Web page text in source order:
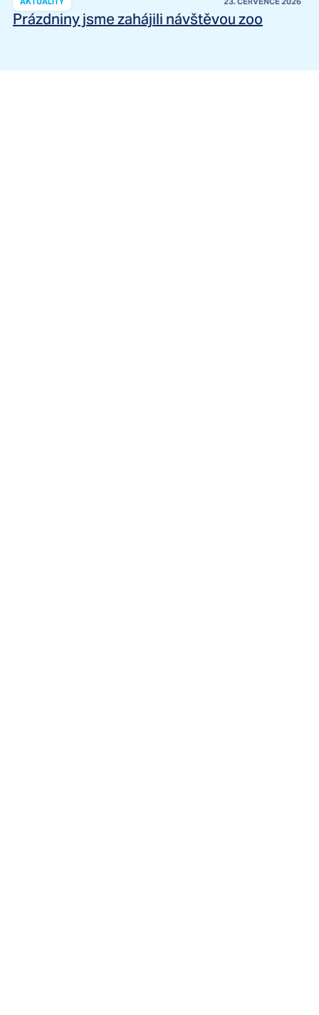
Prázdniny jsme zahájili návštěvou zoo